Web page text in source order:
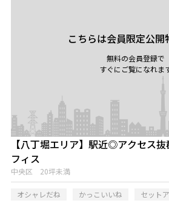
こちらは会員限定公開
無料の会員登録で
すぐにご覧になれま
【八丁堀エリア】駅近◎アクセス
フィス
中央区 20坪未満
オシャレだね かっこいいね
セット